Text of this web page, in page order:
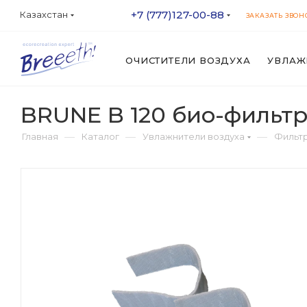
Казахстан +7 (777)127-00-88 ЗАКАЗАТЬ
ОЧИСТИТЕЛИ ВОЗДУХА
BRUNE B 120 био-
Главная — Каталог — Увлажнители воздуха —